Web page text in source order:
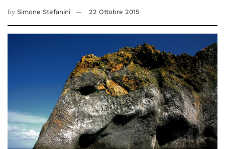
by Simone Stefanini 22 Ottobre 2015